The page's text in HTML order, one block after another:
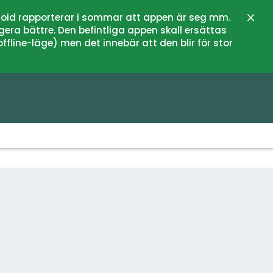
rapporterar i sommar att appen är seg mm.
bättre. Den befintliga appen skall ersättas
läge) men det innebär att den blir för stor